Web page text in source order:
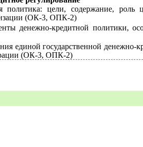
политика: цели, содержание, роль
(ОК-3, ОПК-2)
денежно-кредитной политики,
единой государственной денежно-
(ОК-3, ОПК-2)